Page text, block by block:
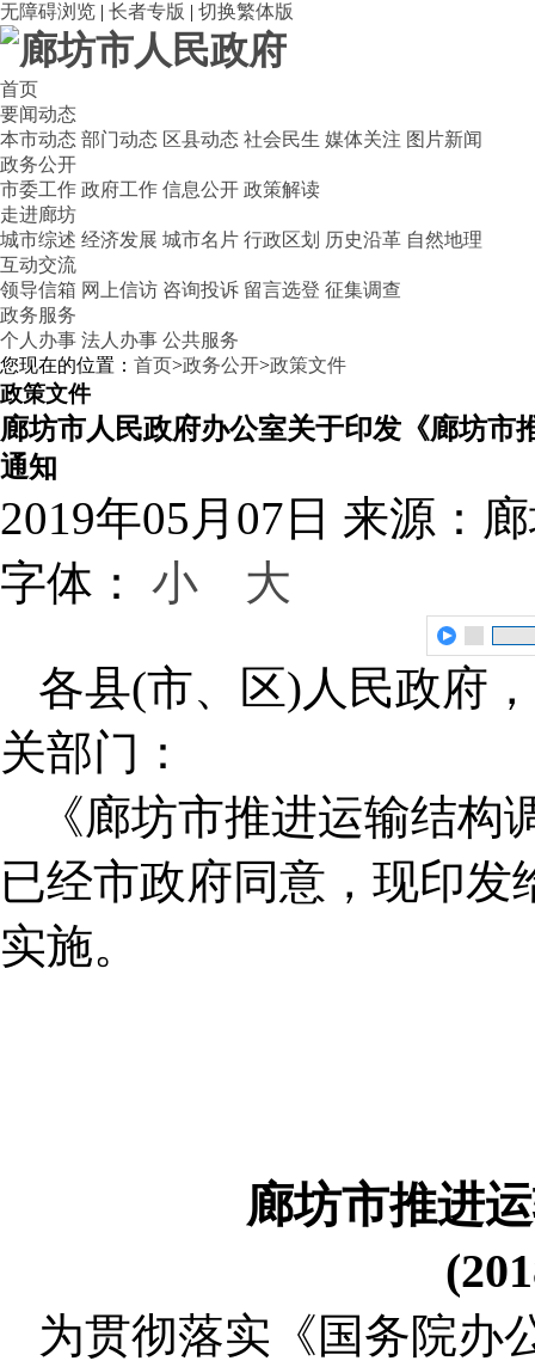
无障碍浏览 | 长者专版 | 切换繁体版
首页
要闻动态
本市动态 部门动态 区县动态 社会民生 媒体关注 图片新闻
政务公开
市委工作 政府工作 信息公开 政策解读
走进廊坊
城市综述 经济发展 城市名片 行政区划 历史沿革 自然地理
互动交流
领导信箱 网上信访 咨询投诉 留言选登 征集调查
政务服务
个人办事 法人办事 公共服务
您现在的位置： 首页>政务公开>政策文件
政策文件
廊坊市人民政府办公室关于印发《廊坊
通知
2019年05月07日 来源：
字体： 小 大
各县(市、区)人民政府
关部门：
《廊坊市推进运输结
已经市政府同意，现印
实施。
廊坊市推进
为贯彻落实《国务院办